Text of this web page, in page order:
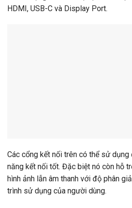
HDMI, USB-C và Display Port.
Các cổng kết nối trên có thể sử
năng kết nối tốt. Đặc biệt nó còn hỗ
hình ảnh lẫn âm thanh với độ phân
trình sử dụng của người dùng.